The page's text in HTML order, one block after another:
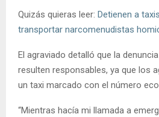
Quizás quieras leer: Detienen a
transportar narcomenudistas
El agraviado detalló que la
resulten responsables, ya que los
un taxi marcado con el número
“Mientras hacía mi llamada a